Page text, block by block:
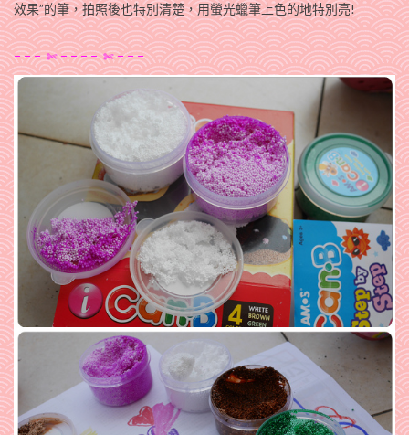
效果”的筆，拍照後也特別清楚，用螢光蠟筆上色的地特別亮!
= = = ✄ = = = = ✄ = = =